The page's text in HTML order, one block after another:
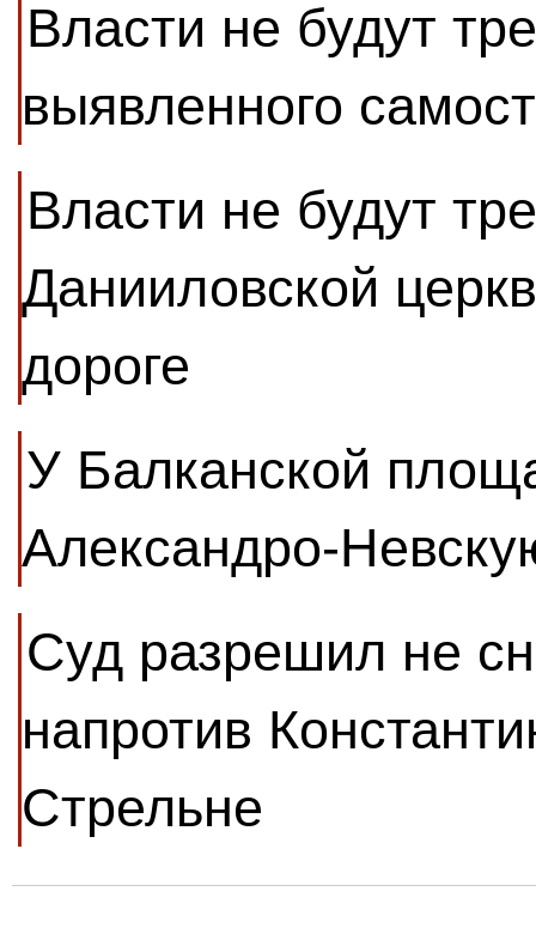
Власти не будут
выявленного
Власти не будут
Данииловской
дороге
У Балканской
Александро-
Суд разрешил не
напротив
Стрельне